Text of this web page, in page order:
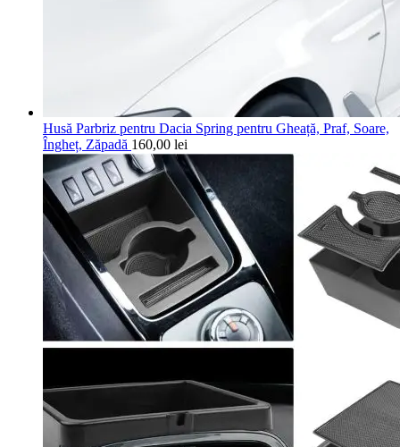
Husă Parbriz pentru Dacia Spring pentru Gheață, Praf, Soare,
Îngheț, Zăpadă 160,00 lei